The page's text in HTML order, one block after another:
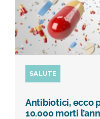
SALUTE
Antibiotici, ecco
10.000 morti